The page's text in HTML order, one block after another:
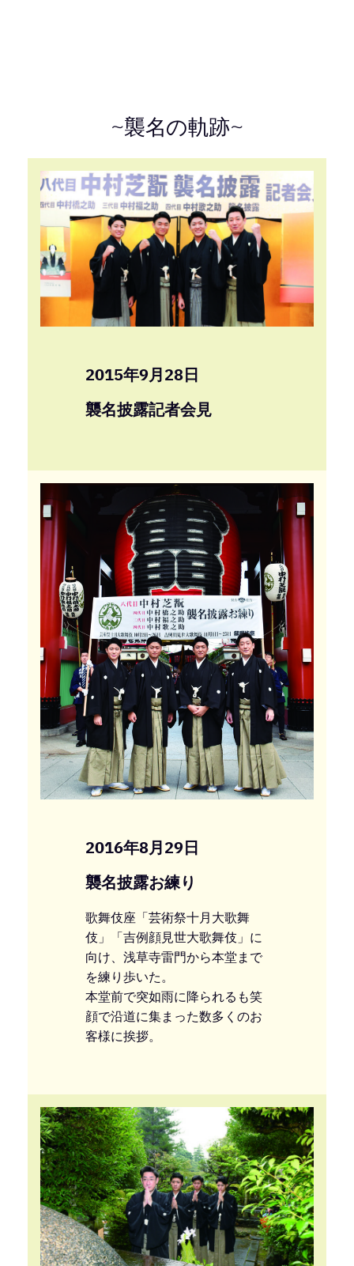
~襲名の軌跡~
2015年9月28日
襲名披露記者会見
2016年8月29日
襲名披露お練り
歌舞伎座「芸術祭十月大歌舞
伎」「吉例顔見世大歌舞伎」に
向け、浅草寺雷門から本堂まで
を練り歩いた。
本堂前で突如雨に降られるも笑
顔で沿道に集まった数多くのお
客様に挨拶。